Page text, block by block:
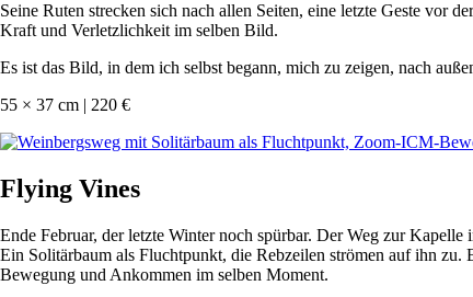
Seine Ruten strecken sich nach allen Seiten, eine letzte Geste vor
Kraft und Verletzlichkeit im selben Bild.
Es ist das Bild, in dem ich selbst begann, mich zu zeigen, nach
55 × 37 cm | 220 €
Flying Vines
Ende Februar, der letzte Winter noch spürbar. Der Weg zur Kapelle
Ein Solitärbaum als Fluchtpunkt, die Rebzeilen strömen auf ihn
Bewegung und Ankommen im selben Moment.